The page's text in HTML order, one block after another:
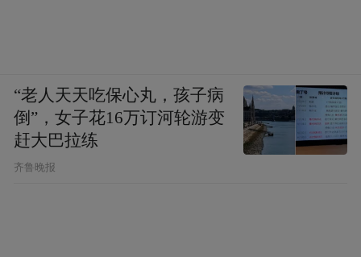
“老人天天吃保心丸，孩子病
倒”，女子花16万订河轮游变
赶大巴拉练
齐鲁晚报